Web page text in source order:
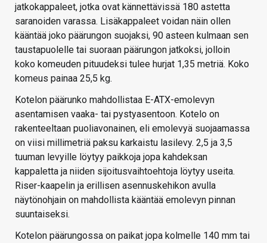
jatkokappaleet, jotka ovat kännettävissä 180 astetta
saranoiden varassa. Lisäkappaleet voidan näin ollen
kääntää joko päärungon suojaksi, 90 asteen kulmaan sen
taustapuolelle tai suoraan päärungon jatkoksi, jolloin
koko komeuden pituudeksi tulee hurjat 1,35 metriä. Koko
komeus painaa 25,5 kg.
Kotelon päärunko mahdollistaa E-ATX-emolevyn
asentamisen vaaka- tai pystyasentoon. Kotelo on
rakenteeltaan puoliavonainen, eli emolevyä suojaamassa
on viisi millimetriä paksu karkaistu lasilevy. 2,5 ja 3,5
tuuman levyille löytyy paikkoja jopa kahdeksan
kappaletta ja niiden sijoitusvaihtoehtoja löytyy useita.
Riser-kaapelin ja erillisen asennuskehikon avulla
näytönohjain on mahdollista kääntää emolevyn pinnan
suuntaiseksi.
Kotelon päärungossa on paikat jopa kolmelle 140 mm tai